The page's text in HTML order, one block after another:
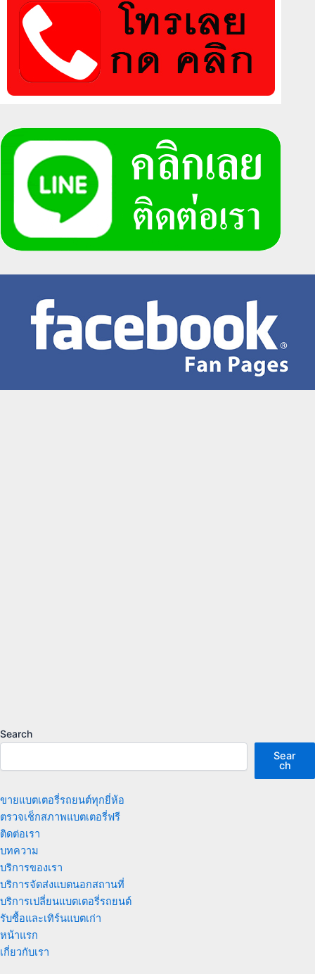
Search
Sear
ch
ขายแบตเตอรี่รถยนต์ทุกยี่ห้อ
ตรวจเช็กสภาพแบตเตอรี่ฟรี
ติดต่อเรา
บทความ
บริการของเรา
บริการจัดส่งแบตนอกสถานที่
บริการเปลี่ยนแบตเตอรี่รถยนต์
รับซื้อและเทิร์นแบตเก่า
หน้าแรก
เกี่ยวกับเรา